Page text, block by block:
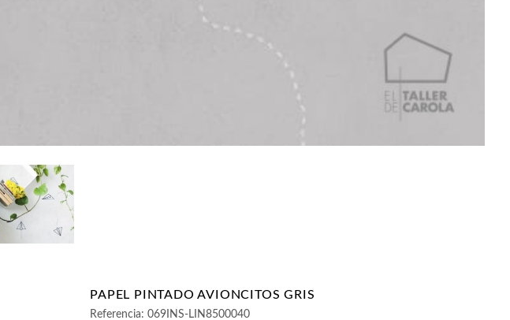
PAPEL PINTADO AVIONCITOS GRIS
Referencia:069INS-LIN8500040